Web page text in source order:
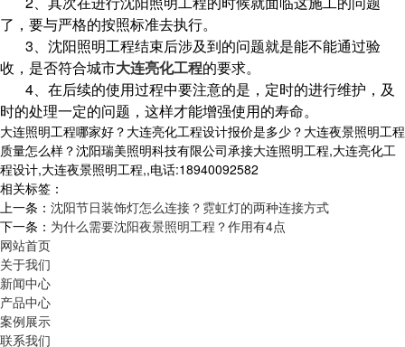
了，要与严格的按照标准去执行。
3、沈阳照明工程结束后涉及到的问题就是能不能通过验
收，是否符合城市大连亮化工程的要求。
4、在后续的使用过程中要注意的是，定时的进行维护，及
时的处理一定的问题，这样才能增强使用的寿命。
大连照明工程哪家好？大连亮化工程设计报价是多少？大连夜景照明工程
质量怎么样？沈阳瑞美照明科技有限公司承接大连照明工程,大连亮化工
程设计,大连夜景照明工程,,电话:18940092582
相关标签：
上一条： 沈阳节日装饰灯怎么连接？霓虹灯的两种连接方式
下一条： 为什么需要沈阳夜景照明工程？作用有4点
网站首页
关于我们
新闻中心
产品中心
案例展示
联系我们